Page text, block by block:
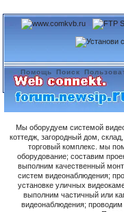
Помощь Поиск
Мы оборудуем системой
коттедж, загородный дом,
торговый комплекс. мы
оборудование; составим
выполним качественный
систем видеонаблюдения;
установке уличных
выполним частичный или
видеонаблюдения; проводим